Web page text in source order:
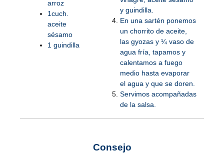
arroz
1cuch.
aceite
sésamo
1 guindilla
y guindilla.
En una sartén ponemos
un chorrito de aceite,
las gyozas y ¼ vaso de
agua fría, tapamos y
calentamos a fuego
medio hasta evaporar
el agua y que se doren.
Servimos acompañadas
de la salsa.
Consejo